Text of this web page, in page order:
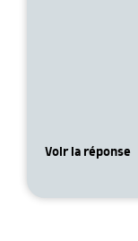
Voir la réponse